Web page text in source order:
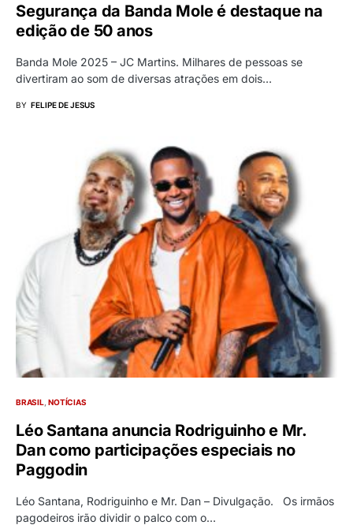
Segurança da Banda Mole é destaque na
edição de 50 anos
Banda Mole 2025 – JC Martins. Milhares de pessoas se
divertiram ao som de diversas atrações em dois…
BY FELIPE DE JESUS
BRASIL NOTÍCIAS
Léo Santana anuncia Rodriguinho e Mr.
Dan como participações especiais no
Paggodin
Léo Santana, Rodriguinho e Mr. Dan – Divulgação. Os irmãos
pagodeiros irão dividir o palco com o…